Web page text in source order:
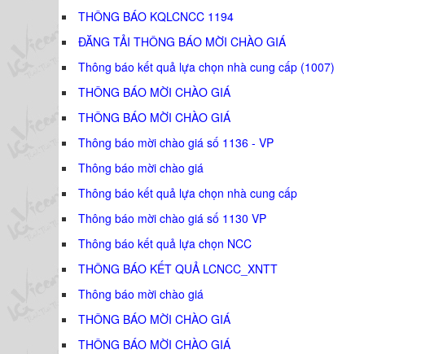
THÔNG BÁO KQLCNCC 1194
ĐĂNG TẢI THÔNG BÁO MỜI CHÀO GIÁ
Thông báo kết quả lựa chọn nhà cung cấp (1007)
THÔNG BÁO MỜI CHÀO GIÁ
THÔNG BÁO MỜI CHÀO GIÁ
Thông báo mời chào giá số 1136 - VP
Thông báo mời chào giá
Thông báo kết quả lựa chọn nhà cung cấp
Thông báo mời chào giá số 1130 VP
Thông báo kết quả lựa chọn NCC
THÔNG BÁO KẾT QUẢ LCNCC_XNTT
Thông báo mời chào giá
THÔNG BÁO MỜI CHÀO GIÁ
THÔNG BÁO MỜI CHÀO GIÁ